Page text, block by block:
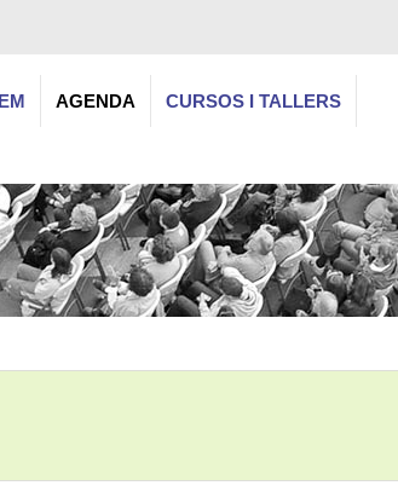
AGENDA CURSOS I TALLERS